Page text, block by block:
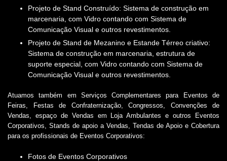
Projeto de Stand Construído: Sistema de construção em
marcenaria, com Vidro contando com Sistema de
Comunicação Visual e outros revestimentos.
Projeto de Stand de Mezanino e Estande Térreo criativo:
Sistema de construção em marcenaria, estrutura de
suporte especial, com Vidro contando com Sistema de
Comunicação Visual e outros revestimentos.
Atuamos também em Serviços Complementares para Eventos de
Feiras, Festas de Confraternização, Congressos, Convenções de
Vendas, espaço de Vendas em Loja Ambulantes e outros Eventos
Corporativos, Stands de apoio a Vendas, Tendas de Apoio e Cobertura
para os profissionais de Eventos Corporativos:
fotos de Eventos Corporativos